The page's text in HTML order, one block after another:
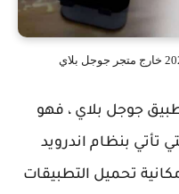
جوجل بلاي ، فهو
تأتي بنظام اندرويد
تحميل التطبيقات